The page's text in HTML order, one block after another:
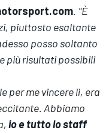
. "È
piuttosto esaltante
posso soltanto
più risultati possibili
per me vincere lì, era
Abbiamo
io e tutto lo staff